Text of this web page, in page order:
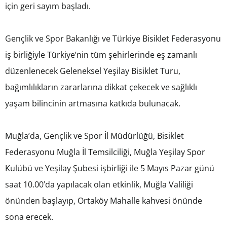
için geri sayım başladı.
Gençlik ve Spor Bakanlığı ve Türkiye Bisiklet Federasyonu
iş birliğiyle Türkiye’nin tüm şehirlerinde eş zamanlı
düzenlenecek Geleneksel Yeşilay Bisiklet Turu,
bağımlılıkların zararlarına dikkat çekecek ve sağlıklı
yaşam bilincinin artmasına katkıda bulunacak.
Muğla’da, Gençlik ve Spor İl Müdürlüğü, Bisiklet
Federasyonu Muğla İl Temsilciliği, Muğla Yeşilay Spor
Kulübü ve Yeşilay Şubesi işbirliği ile 5 Mayıs Pazar günü
saat 10.00’da yapılacak olan etkinlik, Muğla Valiliği
önünden başlayıp, Ortaköy Mahalle kahvesi önünde
sona erecek.